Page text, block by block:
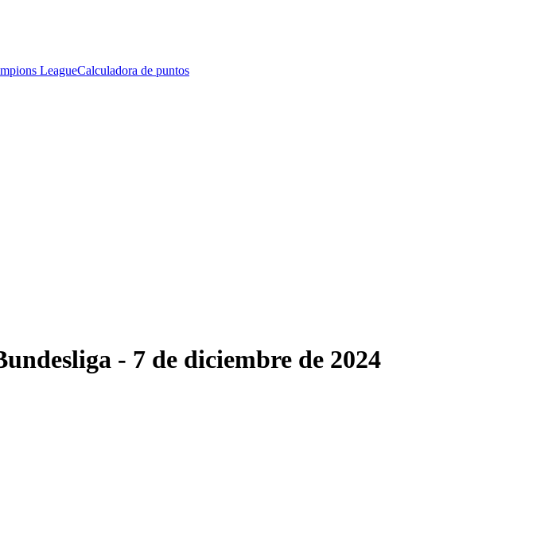
LeagueCalculadora de puntos
- 7 de diciembre de 2024